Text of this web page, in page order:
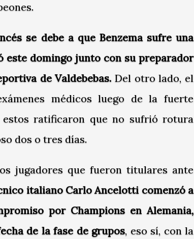
se debe a que Benzema sufre una
este domingo junto con su preparador
de Valdebebas.Del otro lado, el
médicos luego de la fuerte
ratificaron que no sufrió rotura
dos o tres días.
jugadores que fueron titulares ante
italiano Carlo Ancelotti comenzó a
por Champions en Alemania,
de la fase de grupos, eso sí, con la